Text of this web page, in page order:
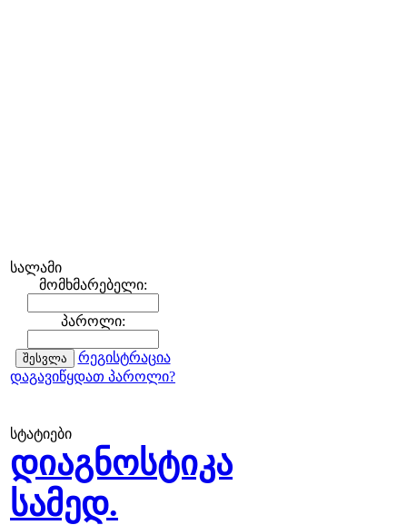
სალამი
მომხმარებელი:
პაროლი:
რეგისტრაცია
დაგავიწყდათ პაროლი?
სტატიები
დიაგნოსტიკა
სამედ.